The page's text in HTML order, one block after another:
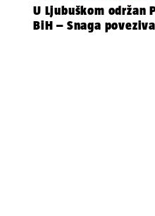
U Ljubuškom održan
BiH – Snaga